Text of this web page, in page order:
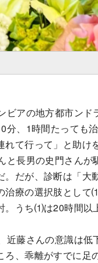
アの地方都市ンド
、1時間たっても
て行って」と助け
長男の史門さんが
だが、診断は「大
治療の選択肢とし
うち⑴は20時間以
藤さんの意識は低
、乖離がすでに足